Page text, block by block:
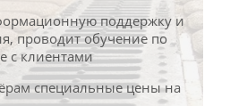
поддержку и
проводит обучение по
с клиентами
специальные цены на